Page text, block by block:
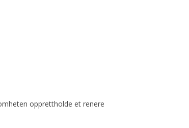
opprettholde et renere